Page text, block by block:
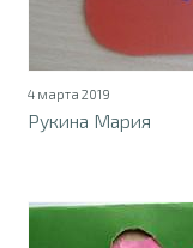
4 марта 2019
Рукина Мария